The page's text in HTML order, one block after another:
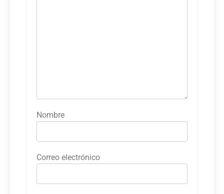
Nombre
Correo electrónico